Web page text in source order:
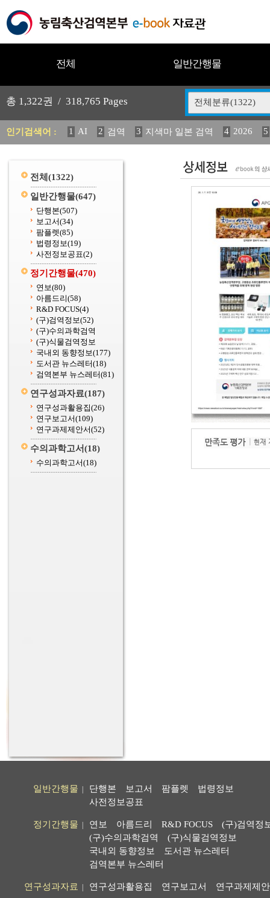
전체 일반간행물
총 1,322권 / 318,765 Pages 전체분류(1322)
인기검색어 : 1 AI 2 검역 3 지색마 일본 검역 4 2026 5
전체 (1322)
일반간행물(647)
단행본(507)
보고서(34)
팜플렛(85)
법령정보(19)
사전정보공표(2)
정기간행물(470)
연보(80)
아름드리(58)
R&D FOCUS(4)
(구)검역정보(52)
(구)수의과학검역
(구)식물검역정보
국내외 동향정보(177)
도서관 뉴스레터(18)
검역본부 뉴스레터(81)
연구성과자료(187)
연구성과활용집(26)
연구보고서(109)
연구과제제안서(52)
수의과학고서(18)
수의과학고서(18)
일반간행물 단행본 보고서 팜플렛
법령정보
사전정보공표
정기간행물 연보 아름드리 R&D FOCUS
(구)검역정
(구)수의과학검역
(구)식물검역정보
국내외 동향정보
도서관 뉴스레터
검역본부 뉴스레터
연구성과자료 연구성과활용집 연구보고서 연구과제제